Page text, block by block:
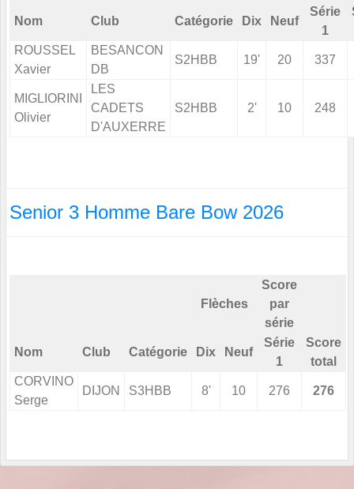
Nom Club Catégorie Dix Neuf
Série
1
ROUSSEL
Xavier
BESANCON
DB
S2HBB 19' 20 337
MIGLIORINI
Olivier
LES
CADETS
D'AUXERRE
S2HBB 2' 10 248
Senior 3 Homme Bare Bow 2026
Flèches
Score
par
série
Nom Club Catégorie Dix Neuf
Série
1
Score
total
CORVINO
Serge
DIJON S3HBB 8' 10 276 276